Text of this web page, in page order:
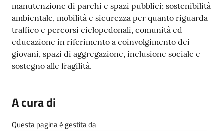
manutenzione di parchi e spazi pubblici; sostenibilità
ambientale, mobilità e sicurezza per quanto riguarda
traffico e percorsi ciclopedonali, comunità ed
educazione in riferimento a coinvolgimento dei
giovani, spazi di aggregazione, inclusione sociale e
sostegno alle fragilità.
A cura di
Questa pagina è gestita da